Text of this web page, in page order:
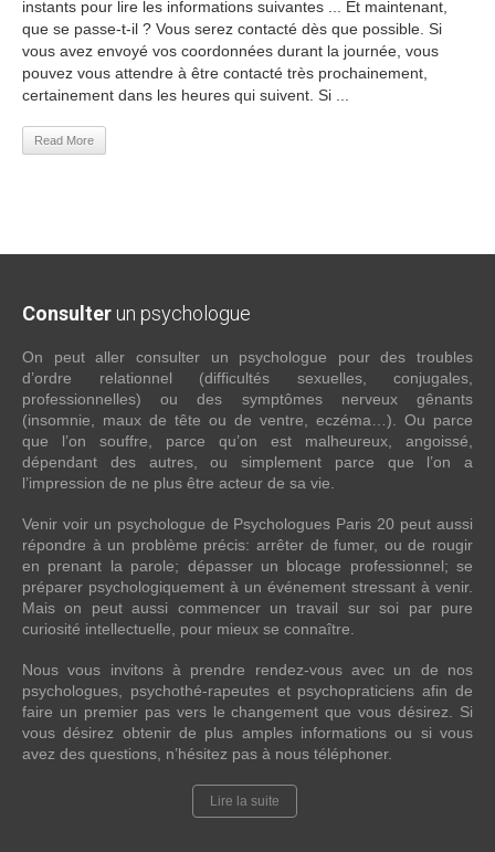
instants pour lire les informations suivantes ... Et maintenant,
que se passe-t-il ? Vous serez contacté dès que possible. Si
vous avez envoyé vos coordonnées durant la journée, vous
pouvez vous attendre à être contacté très prochainement,
certainement dans les heures qui suivent. Si ...
Read More
Consulter un psychologue
On peut aller consulter un psychologue pour des troubles
d’ordre relationnel (difficultés sexuelles, conjugales,
professionnelles) ou des symptômes nerveux gênants
(insomnie, maux de tête ou de ventre, eczéma…). Ou parce
que l’on souffre, parce qu’on est malheureux, angoissé,
dépendant des autres, ou simplement parce que l’on a
l’impression de ne plus être acteur de sa vie.
Venir voir un psychologue de Psychologues Paris 20 peut aussi
répondre à un problème précis: arrêter de fumer, ou de rougir
en prenant la parole; dépasser un blocage professionnel; se
préparer psychologiquement à un événement stressant à venir.
Mais on peut aussi commencer un travail sur soi par pure
curiosité intellectuelle, pour mieux se connaître.
Nous vous invitons à prendre rendez-vous avec un de nos
psychologues, psychothé-rapeutes et psychopraticiens afin de
faire un premier pas vers le changement que vous désirez. Si
vous désirez obtenir de plus amples informations ou si vous
avez des questions, n’hésitez pas à nous téléphoner.
Lire la suite